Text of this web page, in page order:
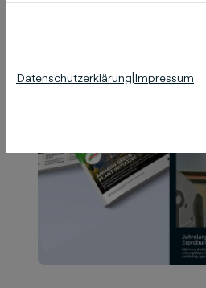
Datenschutzerklärung Impressum